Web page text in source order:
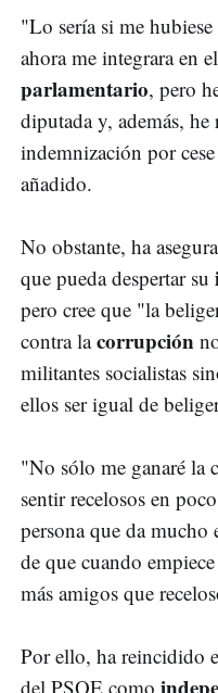
"Lo sería si me
ahora me integrara en el
parlamentario, pero
diputada y, además,
indemnización por
añadido.
No obstante, ha
que pueda despertar su
pero cree que "la
contra lacorrupción
militantes socialistas
ellos ser igual de
"No sólo me ganaré la
sentir recelosos en
persona que da mucho
de que cuando
más amigos que
Por ello, ha reincidido
del PSOE como